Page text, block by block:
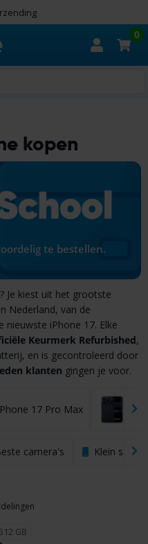
beoordelingen
0
kopen
te bestellen.
Je kiest uit het grootste
Nederland, van de
nieuwste iPhone 17. Elke
Keurmerk Refurbished,
en is gecontroleerd door
klanten gingen je voor.
17 Pro Max
camera's Klein
512 GB